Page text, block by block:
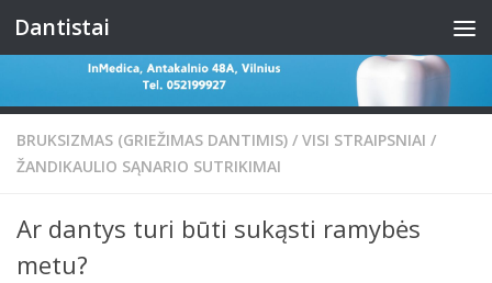
Skip to content
Dantistai
BRUKSIZMAS (GRIEŽIMAS DANTIMIS) / VISI STRAIPSNIAI /
ŽANDIKAULIO SĄNARIO SUTRIKIMAI
Ar dantys turi būti sukąsti ramybės
metu?